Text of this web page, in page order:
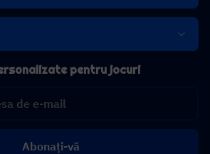
pentru jocuri
Abonați-vă